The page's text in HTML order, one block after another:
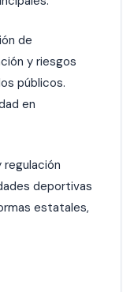
de
y riesgos
públicos.
en
regulación
deportivas
estatales,